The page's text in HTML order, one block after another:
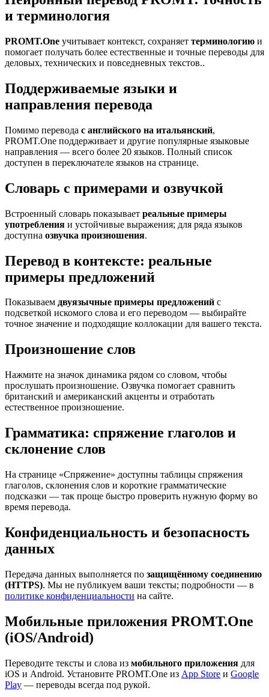
и терминология
PROMT.One учитывает контекст, сохраняет терминологию и
помогает получать более естественные и точные переводы для
деловых, технических и повседневных текстов..
Поддерживаемые языки и
направления перевода
Помимо перевода с английского на итальянский,
PROMT.One поддерживает и другие популярные языковые
направления — всего более 20 языков. Полный список
доступен в переключателе языков на странице.
Словарь с примерами и озвучкой
Встроенный словарь показывает реальные примеры
употребления и устойчивые выражения; для ряда языков
доступна озвучка произношения.
Перевод в контексте: реальные
примеры предложений
Показываем двуязычные примеры предложений с
подсветкой искомого слова и его переводом — выбирайте
точное значение и подходящие коллокации для вашего текста.
Произношение слов
Нажмите на значок динамика рядом со словом, чтобы
прослушать произношение. Озвучка помогает сравнить
британский и американский акценты и отработать
естественное произношение.
Грамматика: спряжение глаголов и
склонение слов
На странице «Спряжение» доступны таблицы спряжения
глаголов, склонения слов и короткие грамматические
подсказки — так проще быстро проверить нужную форму во
время перевода.
Конфиденциальность и безопасность
данных
Передача данных выполняется по защищённому соединению
(HTTPS). Мы не публикуем ваши тексты; подробности — в
политике конфиденциальности на сайте.
Мобильные приложения PROMT.One
(iOS/Android)
Переводите тексты и слова из мобильного приложения для
iOS и Android. Установите PROMT.One из App Store и Google
Play — переводы всегда под рукой.